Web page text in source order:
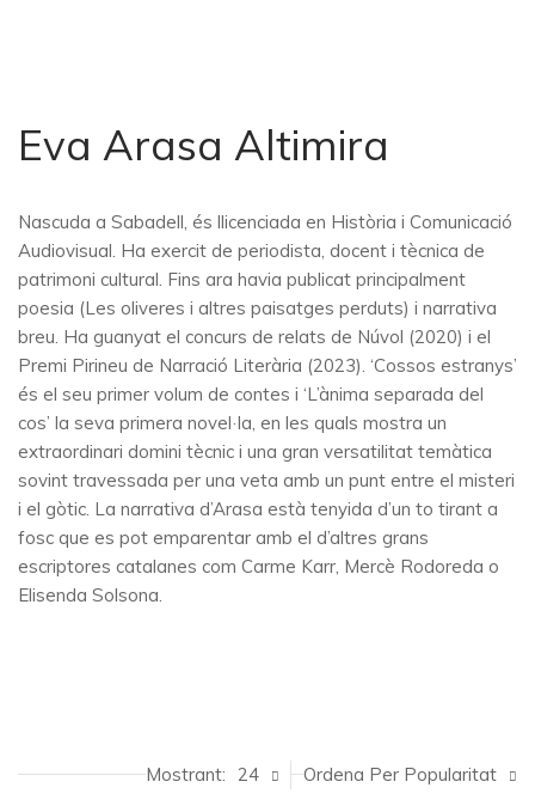
Eva Arasa Altimira
Nascuda a Sabadell, és llicenciada en Història i Comunicació
Audiovisual. Ha exercit de periodista, docent i tècnica de
patrimoni cultural. Fins ara havia publicat principalment
poesia (Les oliveres i altres paisatges perduts) i narrativa
breu. Ha guanyat el concurs de relats de Núvol (2020) i el
Premi Pirineu de Narració Literària (2023). ‘Cossos estranys’
és el seu primer volum de contes i ‘L’ànima separada del
cos’ la seva primera novel·la, en les quals mostra un
extraordinari domini tècnic i una gran versatilitat temàtica
sovint travessada per una veta amb un punt entre el misteri
i el gòtic. La narrativa d’Arasa està tenyida d’un to tirant a
fosc que es pot emparentar amb el d’altres grans
escriptores catalanes com Carme Karr, Mercè Rodoreda o
Elisenda Solsona.
Ordena Per Popularitat
Mostrant: 24